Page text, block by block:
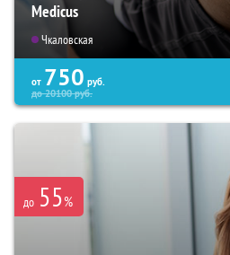
Medicus
Чкаловская
от 750 руб.
до20100руб.
до 55%